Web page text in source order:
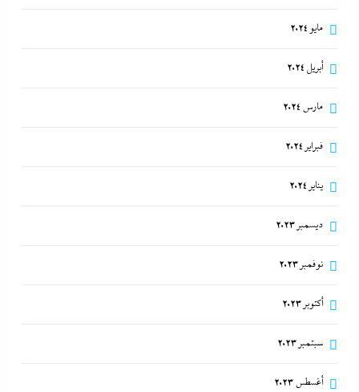
مايو 2024
أبريل 2024
مارس 2024
فبراير 2024
يناير 2024
ديسمبر 2023
نوفمبر 2023
أكتوبر 2023
سبتمبر 2023
أغسطس 2023